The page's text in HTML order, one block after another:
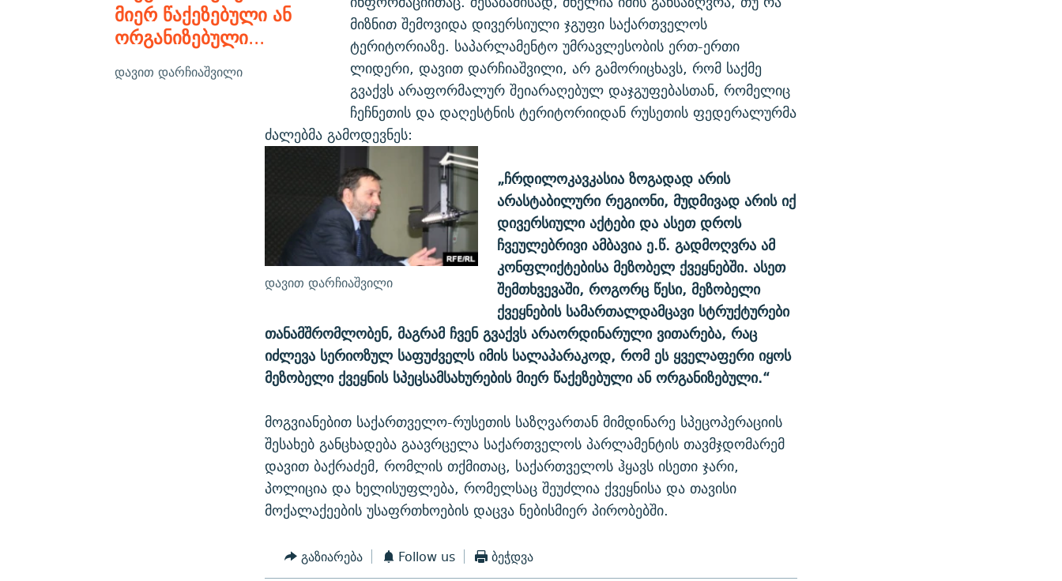
მიერ წაქეზებული ან
ორგანიზებული...
დავით დარჩიაშვილი
მიზნით შემოვიდა დივერსიული ჯგუფი საქართველოს
ტერიტორიაზე. საპარლამენტო უმრავლესობის ერთ-ერთი
ლიდერი, დავით დარჩიაშვილი, არ გამორიცხავს, რომ საქმე
გვაქვს არაფორმალურ შეიარაღებულ დაჯგუფებასთან, რომელიც
ჩეჩნეთის და დაღესტნის ტერიტორიიდან რუსეთის ფედერალურმა
ძალებმა გამოდევნეს:
დავით დარჩიაშვილი
„ჩრდილოკავკასია ზოგადად არის
არასტაბილური რეგიონი, მუდმივად არის იქ
დივერსიული აქტები და ასეთ დროს
ჩვეულებრივი ამბავია ე.წ. გადმოღვრა ამ
კონფლიქტებისა მეზობელ ქვეყნებში. ასეთ
შემთხვევაში, როგორც წესი, მეზობელი
ქვეყნების სამართალდამცავი სტრუქტურები
თანამშრომლობენ, მაგრამ ჩვენ გვაქვს არაორდინარული ვითარება, რაც
იძლევა სერიოზულ საფუძველს იმის სალაპარაკოდ, რომ ეს ყველაფერი იყოს
მეზობელი ქვეყნის სპეცსამსახურების მიერ წაქეზებული ან ორგანიზებული.“
მოგვიანებით საქართველო-რუსეთის საზღვართან მიმდინარე სპეცოპერაციის
შესახებ განცხადება გაავრცელა საქართველოს პარლამენტის თავმჯდომარემ
დავით ბაქრაძემ, რომლის თქმითაც, საქართველოს ჰყავს ისეთი ჯარი,
პოლიცია და ხელისუფლება, რომელსაც შეუძლია ქვეყნისა და თავისი
მოქალაქეების უსაფრთხოების დაცვა ნებისმიერ პირობებში.
გაზიარება Follow us ბეჭდვა